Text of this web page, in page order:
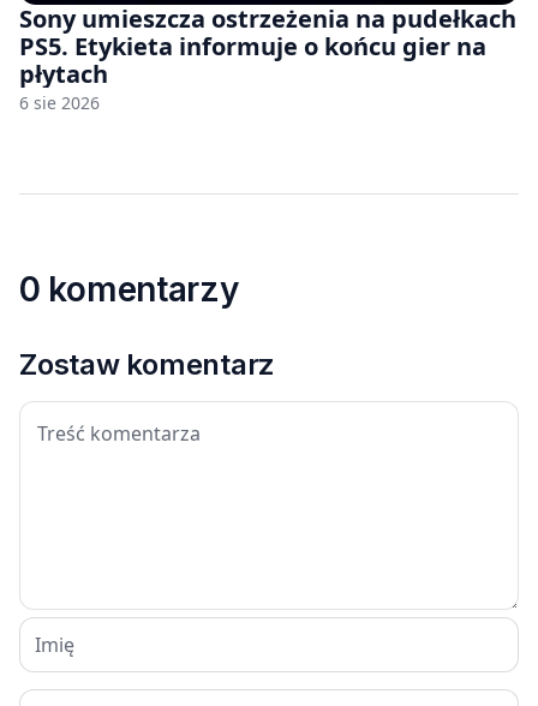
Sony umieszcza ostrzeżenia na pudełkach
PS5. Etykieta informuje o końcu gier na
płytach
6 sie 2026
0 komentarzy
Zostaw komentarz